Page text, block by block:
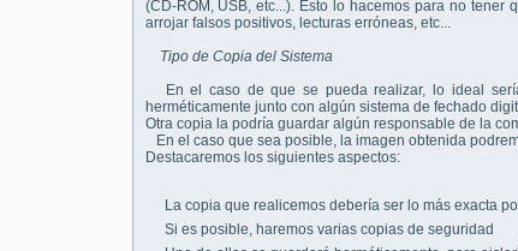
(CD-ROM, USB, etc...). Esto lo hacemos para no
arrojar falsos positivos, lecturas erróneas, etc...
Tipo de Copia del Sistema
En el caso de que se pueda realizar, lo ideal
herméticamente junto con algún sistema de fechado
Otra copia la podría guardar algún responsable de la
En el caso que sea posible, la imagen obtenida
Destacaremos los siguientes aspectos:
La copia que realicemos debería ser lo más exacta
Si es posible, haremos varias copias de seguridad